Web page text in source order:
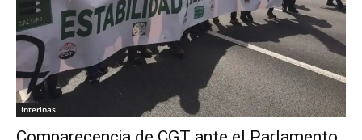
Interinas